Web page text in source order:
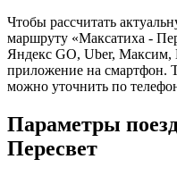
Чтобы рассчитать
маршруту «Максатиха -
Яндекс GO, Uber, Максим,
приложение на смартфон.
можно уточнить по
Параметры
Пересвет